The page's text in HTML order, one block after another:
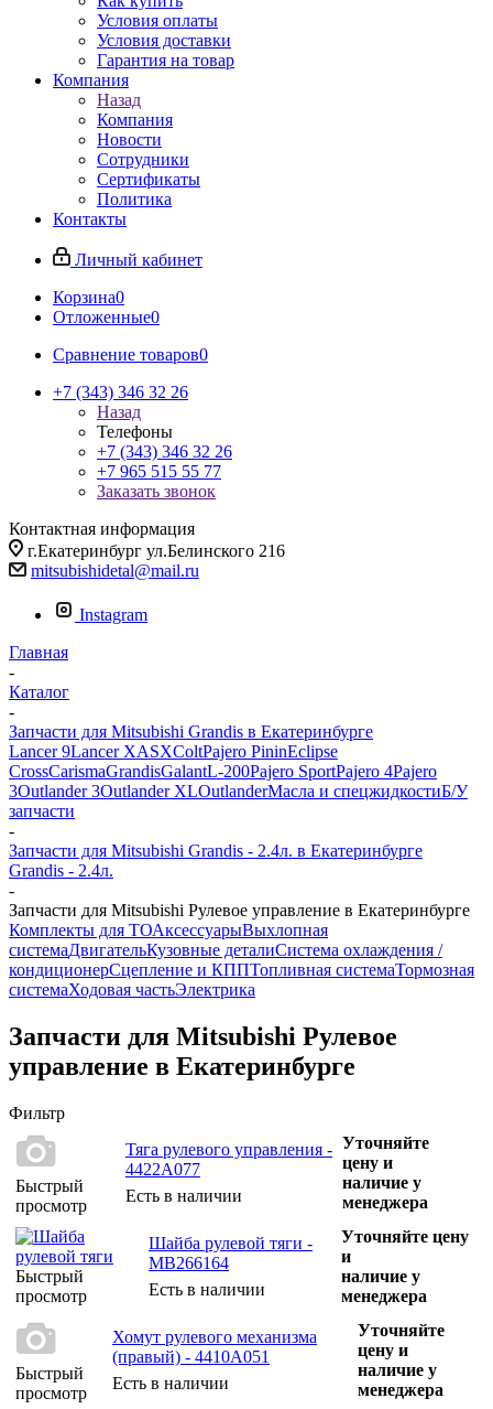
Условия оплаты
Условия доставки
Гарантия на товар
Компания
Назад
Компания
Новости
Сотрудники
Сертификаты
Политика
Контакты
Личный кабинет
Корзина0
Отложенные0
Сравнение товаров0
+7 (343) 346 32 26
Назад
Телефоны
+7 (343) 346 32 26
+7 965 515 55 77
Заказать звонок
Контактная информация
г.Екатеринбург ул.Белинского 216
mitsubishidetal@mail.ru
Instagram
Главная
-
Каталог
-
Запчасти для Mitsubishi Grandis в Екатеринбурге
Lancer 9Lancer XASXColtPajero PininEclipse
CrossCarismaGrandisGalantL-200Pajero SportPajero 4Pajero
3Outlander 3Outlander XLOutlanderМасла и спецжидкостиБ/У
запчасти
-
Запчасти для Mitsubishi Grandis - 2.4л. в Екатеринбурге
Grandis - 2.4л.
-
Запчасти для Mitsubishi Рулевое управление в Екатеринбурге
Комплекты для ТОАксессуарыВыхлопная
системаДвигательКузовные деталиСистема охлаждения /
кондиционерСцепление и КППТопливная системаТормозная
системаХодовая частьЭлектрика
Запчасти для Mitsubishi Рулевое
управление в Екатеринбурге
Фильтр
Быстрый
просмотр
Тяга рулевого управления -
4422A077
Есть в наличии
Уточняйте
цену и
наличие у
менеджера
Быстрый
просмотр
Шайба рулевой тяги -
MB266164
Есть в наличии
Уточняйте цену
и
наличие у
менеджера
Быстрый
просмотр
Хомут рулевого механизма
(правый) - 4410A051
Есть в наличии
Уточняйте
цену и
наличие у
менеджера